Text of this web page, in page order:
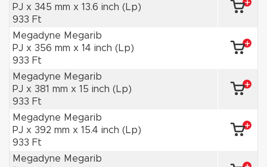
PJ x 345 mm x 13.6 inch (Lp)
933 Ft
Megadyne Megarib
PJ x 356 mm x 14 inch (Lp)
933 Ft
Megadyne Megarib
PJ x 381 mm x 15 inch (Lp)
933 Ft
Megadyne Megarib
PJ x 392 mm x 15.4 inch (Lp)
933 Ft
Megadyne Megarib